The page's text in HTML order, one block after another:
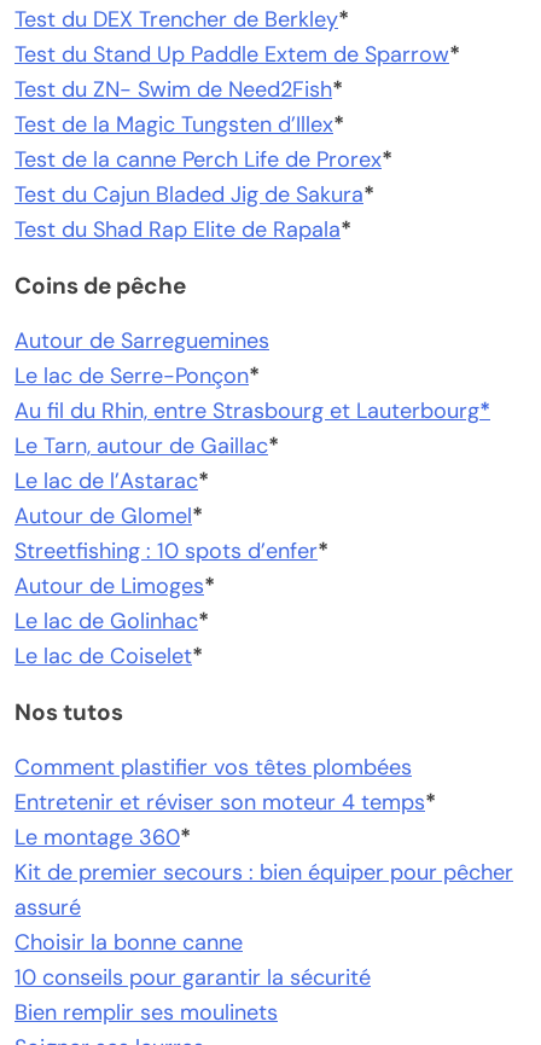
Test du DEX Trencher de Berkley*
Test du Stand Up Paddle Extem de Sparrow*
Test du ZN- Swim de Need2Fish*
Test de la Magic Tungsten d’Illex*
Test de la canne Perch Life de Prorex*
Test du Cajun Bladed Jig de Sakura*
Test du Shad Rap Elite de Rapala*
Coins de pêche
Autour de Sarreguemines
Le lac de Serre-Ponçon*
Au fil du Rhin, entre Strasbourg et Lauterbourg*
Le Tarn, autour de Gaillac*
Le lac de l’Astarac*
Autour de Glomel*
Streetfishing : 10 spots d’enfer*
Autour de Limoges*
Le lac de Golinhac*
Le lac de Coiselet*
Nos tutos
Comment plastifier vos têtes plombées
Entretenir et réviser son moteur 4 temps*
Le montage 360*
Kit de premier secours : bien équiper pour pêcher
assuré
Choisir la bonne canne
10 conseils pour garantir la sécurité
Bien remplir ses moulinets